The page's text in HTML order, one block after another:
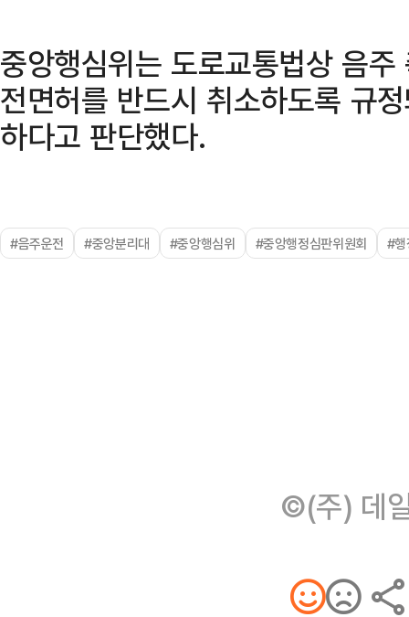
중앙행심위는 도로교통법상 음
전면허를 반드시 취소하도록 규
하다고 판단했다.
#음주운전 #중앙분리대 #중앙행심위 #중앙행정심판위원회 #행
©(주) 데